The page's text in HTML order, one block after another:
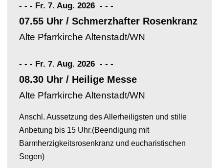
- - - Fr. 7. Aug. 2026 - - -
07.55 Uhr / Schmerzhafter Rosenkranz
Alte Pfarrkirche Altenstadt/WN
- - - Fr. 7. Aug. 2026 - - -
08.30 Uhr / Heilige Messe
Alte Pfarrkirche Altenstadt/WN
Anschl. Aussetzung des Allerheiligsten und stille
Anbetung bis 15 Uhr.(Beendigung mit
Barmherzigkeitsrosenkranz und eucharistischen
Segen)